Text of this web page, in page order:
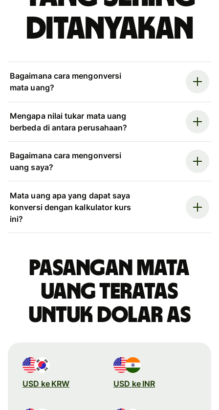
ditanyakan
Bagaimana cara mengonversi
mata uang?
Mengapa nilai tukar mata uang
berbeda di antara perusahaan?
Bagaimana cara mengonversi
uang saya?
Mata uang apa yang dapat saya
konversi dengan kalkulator kurs
ini?
Pasangan mata
uang teratas
untuk dolar AS
USD ke KRW USD ke INR